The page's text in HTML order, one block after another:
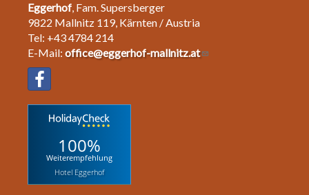
Eggerhof, Fam. Supersberger
9822 Mallnitz 119, Kärnten / Austria
Tel: +43 4784 214
E-Mail: office@eggerhof-mallnitz.at
100%
Weiterempfehlung
Hotel Eggerhof